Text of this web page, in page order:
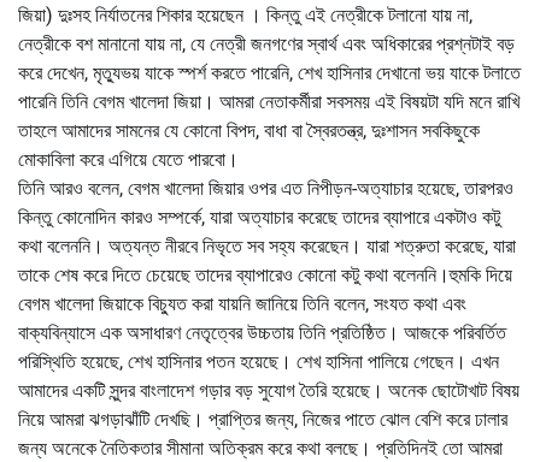
জিয়া) দুঃসহ নির্যাতনের শিকার হয়েছেন । কিন্তু এই নেত্রীকে টলানো যায় না,
নেত্রীকে বশ মানানো যায় না, যে নেত্রী জনগণের স্বার্থ এবং অধিকারের প্রশ্নটাই বড়
করে দেখেন, মৃত্যুভয় যাকে স্পর্শ করতে পারেনি, শেখ হাসিনার দেখানো ভয় যাকে টলাতে
পারেনি তিনি বেগম খালেদা জিয়া। আমরা নেতাকর্মীরা সবসময় এই বিষয়টা যদি মনে রাখি
তাহলে আমাদের সামনের যে কোনো বিপদ, বাধা বা স্বৈরতন্ত্র, দুঃশাসন সবকিছুকে
মোকাবিলা করে এগিয়ে যেতে পারবো।
তিনি আরও বলেন, বেগম খালেদা জিয়ার ওপর এত নিপীড়ন-অত্যাচার হয়েছে, তারপরও
কিন্তু কোনোদিন কারও সম্পর্কে, যারা অত্যাচার করেছে তাদের ব্যাপারে একটাও কটু
কথা বলেননি। অত্যন্ত নীরবে নিভৃতে সব সহ্য করেছেন। যারা শত্রুতা করেছে, যারা
তাকে শেষ করে দিতে চেয়েছে তাদের ব্যাপারেও কোনো কটু কথা বলেননি।হুমকি দিয়ে
বেগম খালেদা জিয়াকে বিচ্যুত করা যায়নি জানিয়ে তিনি বলেন, সংযত কথা এবং
বাক্যবিন্যাসে এক অসাধারণ নেতৃত্বের উচ্চতায় তিনি প্রতিষ্ঠিত। আজকে পরিবর্তিত
পরিস্থিতি হয়েছে, শেখ হাসিনার পতন হয়েছে। শেখ হাসিনা পালিয়ে গেছেন। এখন
আমাদের একটি সুন্দর বাংলাদেশ গড়ার বড় সুযোগ তৈরি হয়েছে। অনেক ছোটোখাট বিষয়
নিয়ে আমরা ঝগড়াঝাঁটি দেখছি। প্রাপ্তির জন্য, নিজের পাতে ঝোল বেশি করে ঢালার
জন্য অনেকে নৈতিকতার সীমানা অতিক্রম করে কথা বলছে। প্রতিদিনই তো আমরা